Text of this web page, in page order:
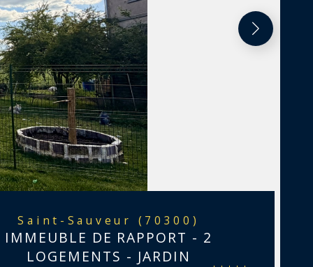
Saint-Sauveur (70300)
IMMEUBLE DE RAPPORT - 2
LOGEMENTS - JARDIN